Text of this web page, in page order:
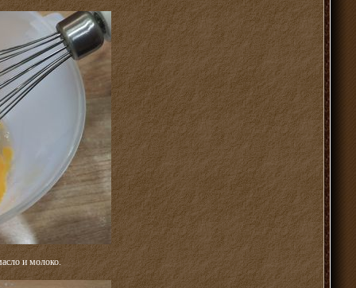
и молоко.